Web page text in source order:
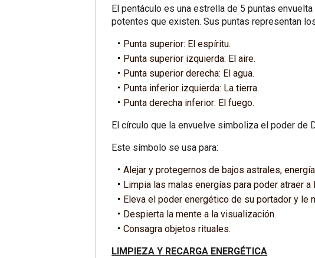
El pentáculo es una estrella de 5 puntas
potentes que existen. Sus puntas representan
Punta superior: El espíritu.
Punta superior izquierda: El aire.
Punta superior derecha: El agua.
Punta inferior izquierda: La tierra.
Punta derecha inferior: El fuego.
El círculo que la envuelve simboliza el poder de
Este símbolo se usa para:
Alejar y protegernos de bajos astrales,
Limpia las malas energías para poder atraer
Eleva el poder energético de su portador y le
Despierta la mente a la visualización.
Consagra objetos rituales.
LIMPIEZA Y RECARGA ENERGÉTICA